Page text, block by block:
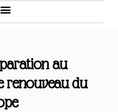
au
renouveau du